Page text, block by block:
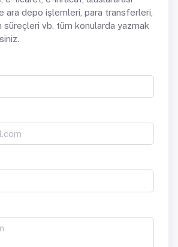
ara depo işlemleri, para transferleri,
süreçleri vb. tüm konularda yazmak